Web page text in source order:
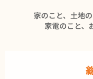
家のこと、土地
家電のこと、